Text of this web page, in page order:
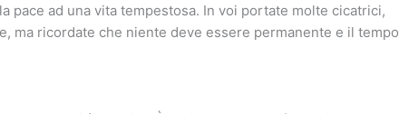
pace ad una vita tempestosa. In voi portate molte cicatrici,
ma ricordate che niente deve essere permanente e il tempo